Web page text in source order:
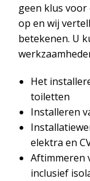
geen klus voor
op en wij
betekenen. U
Het
toiletten
Installeren
elektra en
Aftimmeren
inclusief